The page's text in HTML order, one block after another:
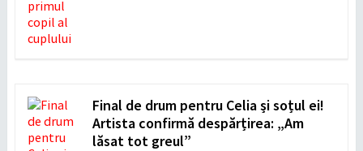
Final de drum pentru Celia și soțul ei!
Artista confirmă despărțirea: „Am
lăsat tot greul”